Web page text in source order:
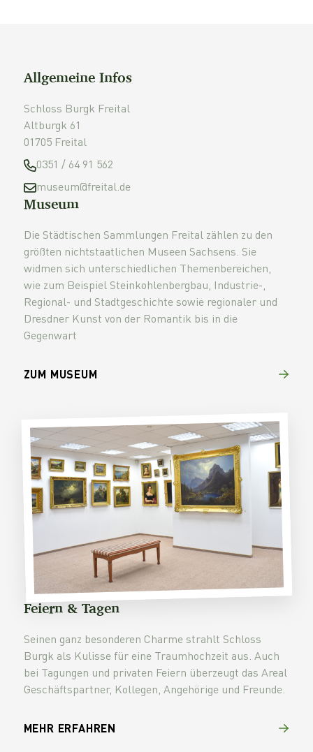
Allgemeine Infos
Schloss Burgk Freital
Altburgk 61
01705 Freital
0351 / 64 91 562
museum@freital.de
Museum
Die Städtischen Sammlungen Freital zählen zu den
größten nichtstaatlichen Museen Sachsens. Sie
widmen sich unterschiedlichen Themenbereichen,
wie zum Beispiel Steinkohlenbergbau, Industrie-,
Regional- und Stadtgeschichte sowie regionaler und
Dresdner Kunst von der Romantik bis in die
Gegenwart
ZUM MUSEUM
Feiern & Tagen
Seinen ganz besonderen Charme strahlt Schloss
Burgk als Kulisse für eine Traumhochzeit aus. Auch
bei Tagungen und privaten Feiern überzeugt das Areal
Geschäftspartner, Kollegen, Angehörige und Freunde.
MEHR ERFAHREN